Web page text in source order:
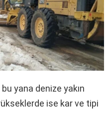
yana denize yakın
ise kar ve tipi